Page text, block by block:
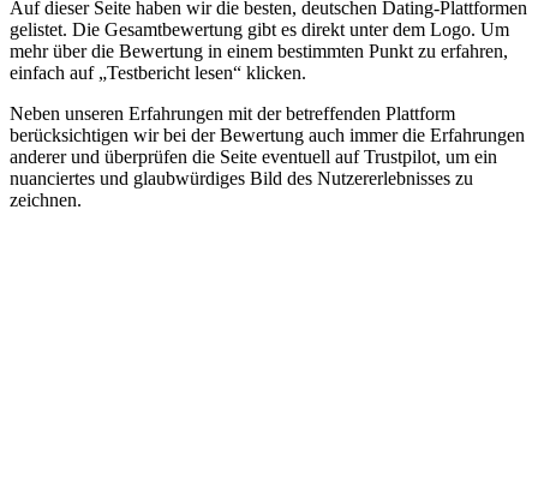
Auf dieser Seite haben wir die besten, deutschen Dating-Plattformen
gelistet. Die Gesamtbewertung gibt es direkt unter dem Logo. Um
mehr über die Bewertung in einem bestimmten Punkt zu erfahren,
einfach auf „Testbericht lesen“ klicken.
Neben unseren Erfahrungen mit der betreffenden Plattform
berücksichtigen wir bei der Bewertung auch immer die Erfahrungen
anderer und überprüfen die Seite eventuell auf Trustpilot, um ein
nuanciertes und glaubwürdiges Bild des Nutzererlebnisses zu
zeichnen.